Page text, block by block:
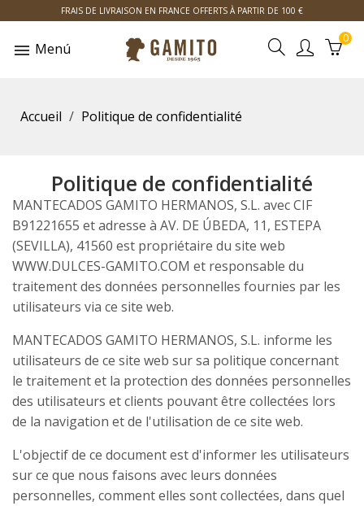
FRAIS DE LIVRAISON EN FRANCE OFFERTS À PARTIR DE 100 €
Menú
0
Accueil Politique de confidentialité
Politique de confidentialité
MANTECADOS GAMITO HERMANOS, S.L. avec CIF
B91221655 et adresse à AV. DE ÚBEDA, 11, ESTEPA
(SEVILLA), 41560 est propriétaire du site web
WWW.DULCES-GAMITO.COM et responsable du
traitement des données personnelles fournies par les
utilisateurs via ce site web.
MANTECADOS GAMITO HERMANOS, S.L. informe les
utilisateurs de ce site web sur sa politique concernant
le traitement et la protection des données personnelles
des utilisateurs et clients pouvant être collectées lors
de la navigation et de l'utilisation de ce site web.
L'objectif de ce document est d'informer les utilisateurs
sur ce que nous faisons avec leurs données
personnelles, comment elles sont collectées, dans quel